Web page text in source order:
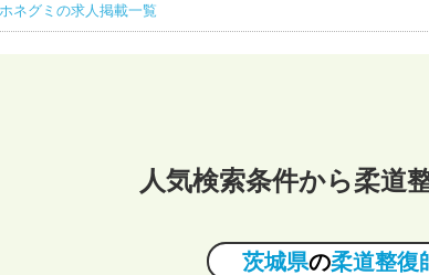
ネグミの求人掲載一覧
人気検索条件から柔道
茨城県の柔道整復